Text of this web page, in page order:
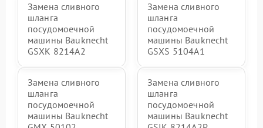
Замена сливного
шланга
посудомоечной
машины Bauknecht
GSXK 8214A2
Замена сливного
шланга
посудомоечной
машины Bauknecht
GSXS 5104A1
Замена сливного
шланга
посудомоечной
машины Bauknecht
Замена сливного
шланга
посудомоечной
машины Bauknecht